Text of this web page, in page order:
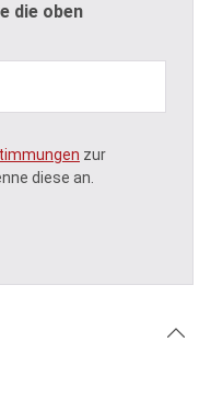
die oben
zur
diese an.